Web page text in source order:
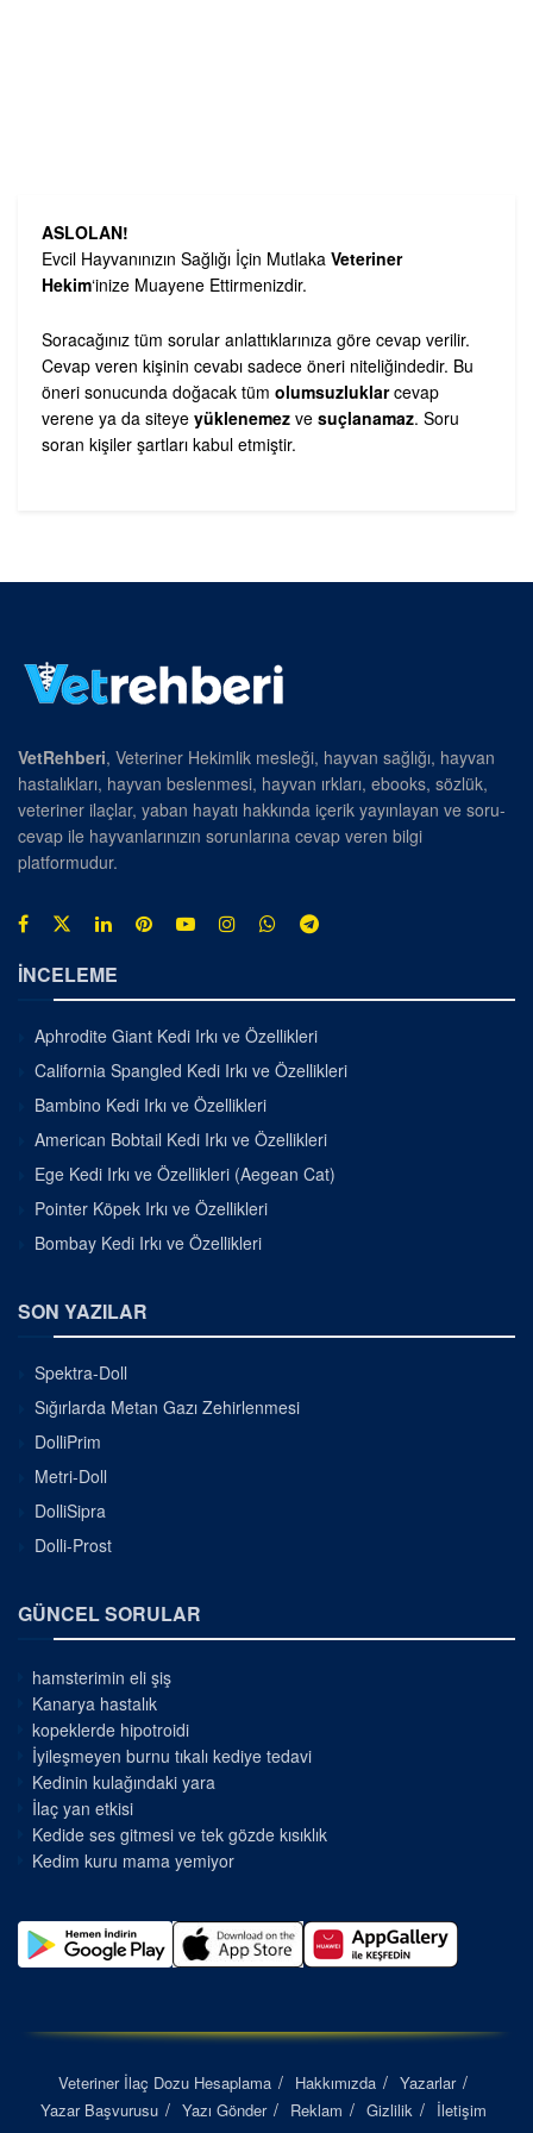
ASLOLAN!
Evcil Hayvanınızın Sağlığı İçin Mutlaka Veteriner
Hekim‘inize Muayene Ettirmenizdir.
Soracağınız tüm sorular anlattıklarınıza göre cevap verilir.
Cevap veren kişinin cevabı sadece öneri niteliğindedir. Bu
öneri sonucunda doğacak tüm olumsuzluklarcevap
verene ya da siteye yüklenemez ve suçlanamaz. Soru
soran kişiler şartları kabul etmiştir.
VetRehberi, Veteriner Hekimlik mesleği, hayvan sağlığı, hayvan
hastalıkları, hayvan beslenmesi, hayvan ırkları, ebooks, sözlük,
veteriner ilaçlar, yaban hayatı hakkında içerik yayınlayan ve soru-
cevap ile hayvanlarınızın sorunlarına cevap veren bilgi
platformudur.
İNCELEME
Aphrodite Giant Kedi Irkı ve Özellikleri
California Spangled Kedi Irkı ve Özellikleri
Bambino Kedi Irkı ve Özellikleri
American Bobtail Kedi Irkı ve Özellikleri
Ege Kedi Irkı ve Özellikleri (Aegean Cat)
Pointer Köpek Irkı ve Özellikleri
Bombay Kedi Irkı ve Özellikleri
SON YAZILAR
Spektra-Doll
Sığırlarda Metan Gazı Zehirlenmesi
DolliPrim
Metri-Doll
DolliSipra
Dolli-Prost
GÜNCEL SORULAR
hamsterimin eli şiş
Kanarya hastalık
kopeklerde hipotroidi
İyileşmeyen burnu tıkalı kediye tedavi
Kedinin kulağındaki yara
İlaç yan etkisi
Kedide ses gitmesi ve tek gözde kısıklık
Kedim kuru mama yemiyor
Veteriner İlaç Dozu Hesaplama Hakkımızda
Yazarlar
Yazar Başvurusu
Yazı Gönder Reklam Gizlilik İletişim